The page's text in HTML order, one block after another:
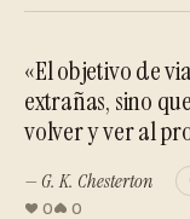
«El objetivo de
extrañas, sino
volver y ver al
— G. K. Chesterton
0 0